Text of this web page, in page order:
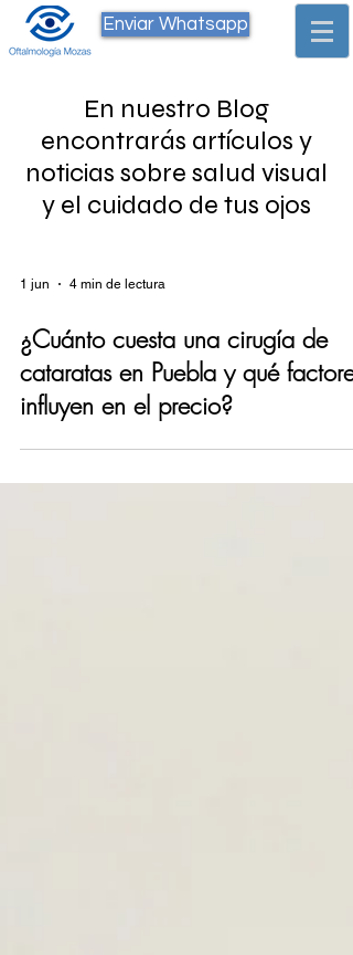
Enviar Whatsapp
En nuestro Blog
encontrarás artículos y
noticias sobre salud visual
y el cuidado de tus ojos
1 jun 4 min de lectura
¿Cuánto cuesta una cirugía de
cataratas en Puebla y qué factores
influyen en el precio?